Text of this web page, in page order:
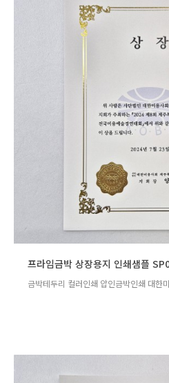
프라임금박 상장용지 인쇄샘플
금박테두리 컬러인쇄 압인금박인쇄 대한